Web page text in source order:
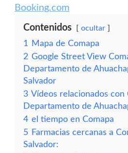
Booking.com
Contenidos ocultar
1
Mapa de Comapa
2 Google Street View
Departamento de
Salvador
3 Vídeos relacionados con
Departamento de
4 el tiempo en Comapa
5 Farmacias cercanas a
Salvador: